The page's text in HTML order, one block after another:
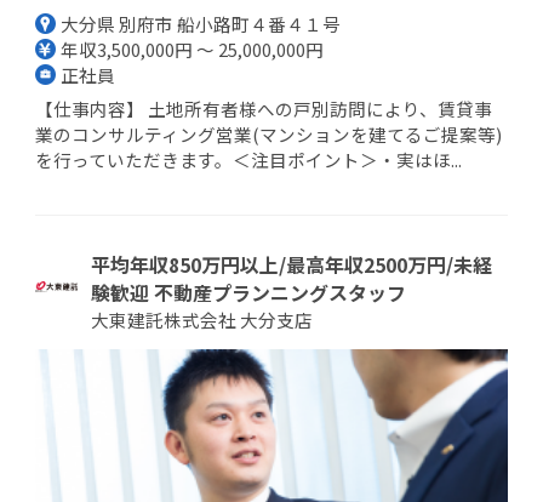
大分県 別府市 船小路町４番４１号
年収3,500,000円 ～ 25,000,000円
正社員
【仕事内容】 土地所有者様への戸別訪問により、賃貸事
業のコンサルティング営業(マンションを建てるご提案等)
を行っていただきます。＜注目ポイント＞・実はほ...
平均年収850万円以上/最高年収2500万円/未経
験歓迎 不動産プランニングスタッフ
大東建託株式会社 大分支店